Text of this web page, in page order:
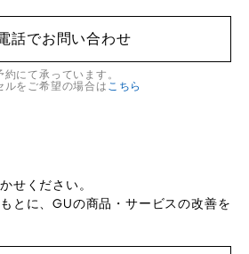
話でお問い合わせ
にて承っています。
をご希望の場合は こちら
せください。
とに、GUの商品・サービスの改善を